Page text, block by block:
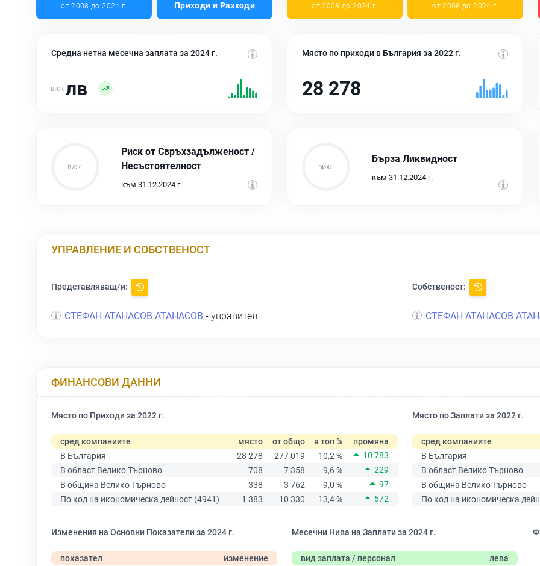
от 2008 до 2024 г.
Приходи и Разходи
от 2008 до 2024 г. от 2008 до 2024 г.
Средна нетна месечна заплата за 2024 г.
лв
Място по приходи в България за 2022 г.
28 278
Риск от Свръхзадълженост /
Несъстоятелност
към 31.12.2024 г.
Бърза Ликвидност
към 31.12.2024 г.
УПРАВЛЕНИЕ И СОБСТВЕНОСТ
Представляващ/и:
СТЕФАН АТАНАСОВ АТАНАСОВ - управител
Собственост:
СТЕФАН АТАНАСОВ
ФИНАНСОВИ ДАННИ
Място по Приходи за 2022 г.
сред компаниите място от общо в топ %
промяна
В България
28 278 277 019 10,2 %
10 783
В област Велико Търново
708 7 358 9,6 %
229
В община Велико Търново
338 3 762 9,0 %
97
По код на икономическа дейност (4941)
1 383 10 330 13,4 % 572
Място по Заплати за 2022 г.
сред компаниите
В България
В област Велико Търново
В община Велико Търново
По код на икономическа
Изменения на Основни Показатели за 2024 г.
показател
изменение
Месечни Нива на Заплати за 2024 г.
вид заплата / персонал
лева